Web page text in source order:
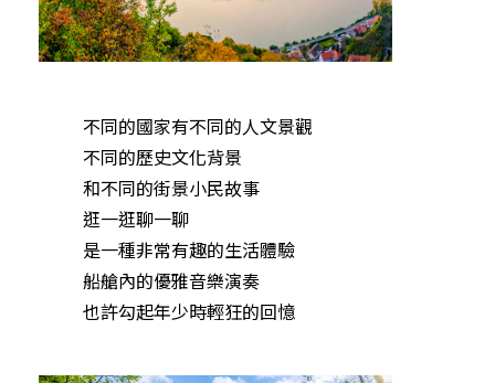
不同的國家有不同的人文景觀
不同的歷史文化背景
和不同的街景小民故事
逛一逛聊一聊
是一種非常有趣的生活體驗
船艙內的優雅音樂演奏
也許勾起年少時輕狂的回憶